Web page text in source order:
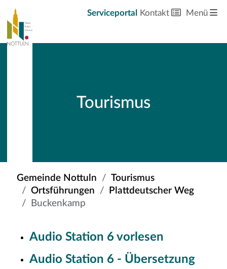
Serviceportal Kontakt Menü
Tourismus
Gemeinde Nottuln
Tourismus
Ortsführungen
Plattdeutscher Weg
Buckenkamp
Audio Station 6 vorlesen
Audio Station 6 - Übersetzung